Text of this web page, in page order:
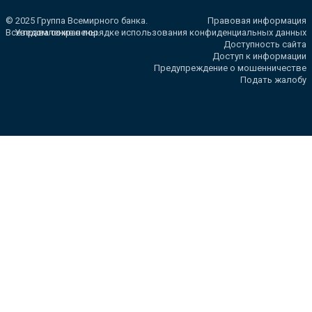
© 2025 Группа Всемирного банка.
Все права сохранены.
Правовая информация
Уведомление о порядке использования конфиденциальных данных
Доступность сайта
Доступ к информации
Предупреждение о мошенничестве
Подать жалобу